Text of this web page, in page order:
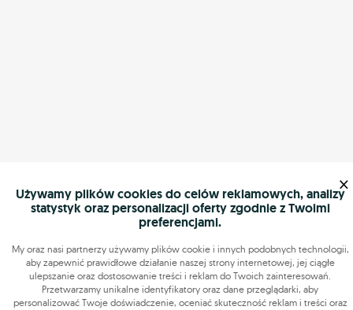
Używamy plików cookies do celów reklamowych, analizy
statystyk oraz personalizacji oferty zgodnie z Twoimi
preferencjami.
My oraz nasi partnerzy używamy plików cookie i innych podobnych technologii,
aby zapewnić prawidłowe działanie naszej strony internetowej, jej ciągłe
ulepszanie oraz dostosowanie treści i reklam do Twoich zainteresowań.
Przetwarzamy unikalne identyfikatory oraz dane przeglądarki, aby
personalizować Twoje doświadczenie, oceniać skuteczność reklam i treści oraz
×